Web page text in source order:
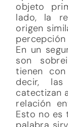
objeto
lado, la
origen
En un
son
tienen
decir, las
catectizan
relación
Esto no es